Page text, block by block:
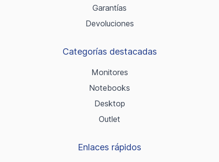
Garantías
Devoluciones
Categorías destacadas
Monitores
Notebooks
Desktop
Outlet
Enlaces rápidos